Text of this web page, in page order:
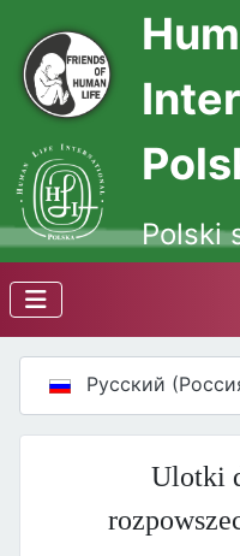
Polski
Русский
Ulotki